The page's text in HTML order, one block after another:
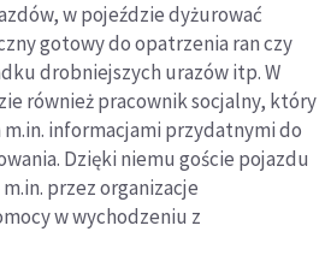
w pojeździe dyżurować
gotowy do opatrzenia ran czy
drobniejszych urazów itp. W
również pracownik socjalny, który
m.in. informacjami przydatnymi do
Dzięki niemu goście pojazdu
przez organizacje
w wychodzeniu z